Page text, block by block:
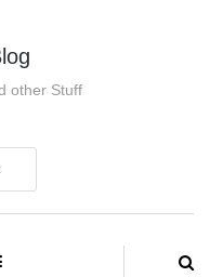
other Stuff